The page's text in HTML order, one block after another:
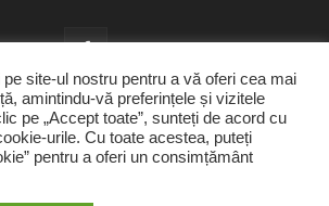
Despre noi Cercetare
RJPP
site-ul nostru pentru a vă oferi cea mai
amintindu-vă preferințele și vizitele
pe „Accept toate”, sunteți de acord cu
urile. Cu toate acestea, puteți
pentru a oferi un consimțământ